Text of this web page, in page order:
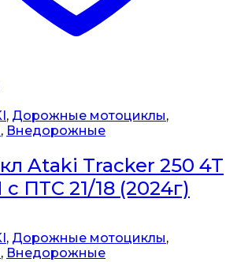
, Дорожные мотоциклы,
, Внедорожные
Ataki Tracker 250 4T
с ПТС 21/18 (2024г)
, Дорожные мотоциклы,
, Внедорожные